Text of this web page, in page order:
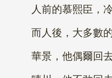
人前的慕熙臣，冷
而人後，大多數的
華景，他偶爾回去